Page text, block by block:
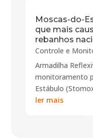
Moscas-do-
que mais
rebanhos
Controle e
Armadilha
monitoramento
Estábulo
ler mais